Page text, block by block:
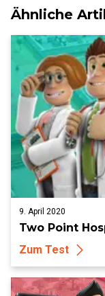
Ähnliche
9. April 2020
Two Point
Zum Test